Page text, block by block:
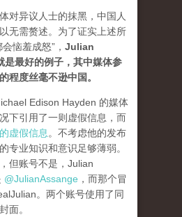
对异议人士的抹黑，中国人
无需赘述。为了证实上述所
恼羞成怒”， Julian
最好的例子，其中媒体参
程度丝毫不逊中国。
Edison Hayden 的媒体
下引用了一则虚假信息，而
虚假信息 。不考虑他的发布
专业知识和意识足够薄弱。
但账号不是，Julian
@JulianAssange ，而那个冒
。两个账号使用了同
面。